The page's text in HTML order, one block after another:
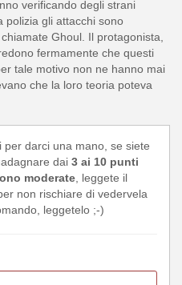
verificando degli strani
polizia gli attacchi sono
Ghoul. Il protagonista,
fermamente che questi
tale motivo non ne hanno mai
che la loro teoria poteva
darci una mano, se siete
dai 3 ai 10 punti
moderate , leggete il
non rischiare di vedervela
leggetelo ;-)